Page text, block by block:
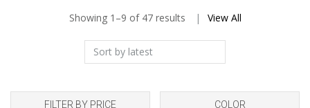
Showing 1–9 of 47 results View All
FILTER BY PRICE COLOR